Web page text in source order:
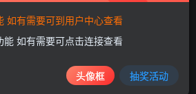
如有需要可到用户中心查看
如有需要可点击连接查看
头像框 抽奖活动